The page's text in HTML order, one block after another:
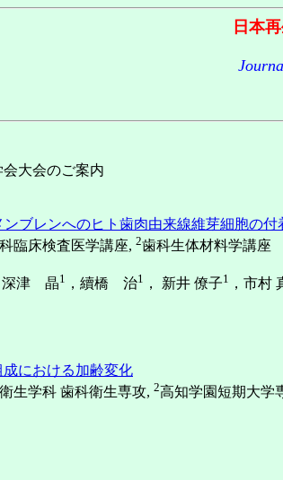
日本
大会のご案内
ブレンへのヒト歯肉由来線維芽細胞の付
臨床検査医学講座, 2歯科生体材料学講座
深津 晶1 ，續橋 治1 ， 新井 僚子1 ，市村
における加齢変化
生学科 歯科衛生専攻, 2高知学園短期大学